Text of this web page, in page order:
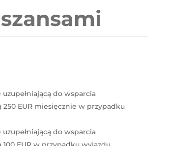
do wsparcia
EUR miesięcznie w przypadku
do wsparcia